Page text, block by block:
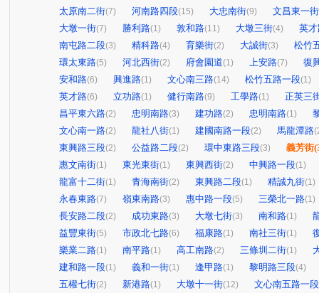
太原南二街(7) 河南路四段(15) 大忠南街(9)
文昌東一街
大墩一街(7) 勝利路(1) 敦和路(11) 大墩三街(4)
英
南屯路二段(3) 精科路(4) 育樂街(2) 大誠街(3)
松竹
環太東路(5) 河北西街(2) 府會園道(1) 上安路(7)
復
安和路(6) 興進路(1) 文心南三路(14) 松竹五路一段(1)
英才路(6) 立功路(1) 健行南路(9) 工學路(1)
正英三
昌平東六路(2) 忠明南路(3) 建功路(2) 忠明南路(1)
文心南一路(2) 龍社八街(1) 建國南路一段(2) 馬龍潭路
東興路三段(2) 公益路二段(2) 環中東路三段(3) 義芳街
惠文南街(1) 東光東街(1) 東興西街(2) 中興路一段(1)
龍富十二街(1) 青海南街(2) 東興路二段(1) 精誠九街(1)
永春東路(7) 嶺東南路(3) 惠中路一段(5) 三榮北一路(1)
長安路二段(2) 成功東路(3) 大墩七街(3) 南和路(1)
益豐東街(5) 市政北七路(6) 福康路(1) 南社三街(1)
樂業二路(1) 南平路(1) 高工南路(2) 三條圳二街(1)
建和路一段(1) 義和一街(1) 逢甲路(1) 黎明路三段(4)
五權七街(2) 新港路(1) 大墩十一街(12)
文心南五路一段